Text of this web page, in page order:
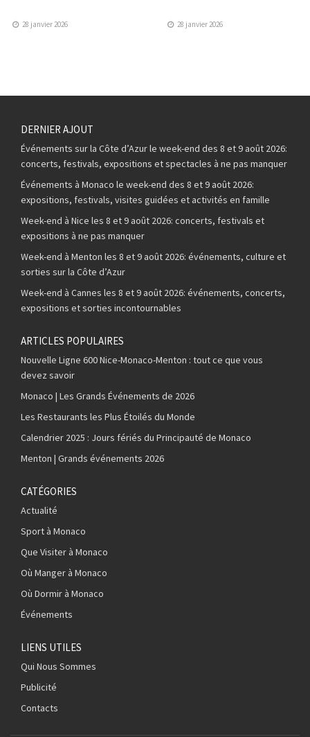
28 janvier 2026 28 janvier 2026
DERNIER AJOUT
Événements sur la Côte d’Azur le week-end des 8 et 9 août 2026:
concerts, festivals, expositions et spectacles à ne pas manquer
Événements à Monaco le week-end des 8 et 9 août 2026:
expositions, festivals, visites guidées et activités en famille
Week-end à Nice les 8 et 9 août 2026: concerts, festivals et
expositions à ne pas manquer
Week-end à Menton les 8 et 9 août 2026: événements, culture et
sorties sur la Côte d’Azur
Week-end à Cannes les 8 et 9 août 2026: événements, concerts,
expositions et sorties incontournables
ARTICLES POPULAIRES
Nouvelle Ligne 600 Nice-Monaco-Menton : tout ce que vous
devez savoir
Monaco | Les Grands Événements de 2026
Les Restaurants les Plus Étoilés du Monde
Calendrier 2025 : Jours fériés du Principauté de Monaco
Menton | Grands événements 2026
CATÉGORIES
Actualité
Sport à Monaco
Que Visiter à Monaco
Où Manger à Monaco
Où Dormir à Monaco
Événements
LIENS UTILES
Qui Nous Sommes
Publicité
Contacts